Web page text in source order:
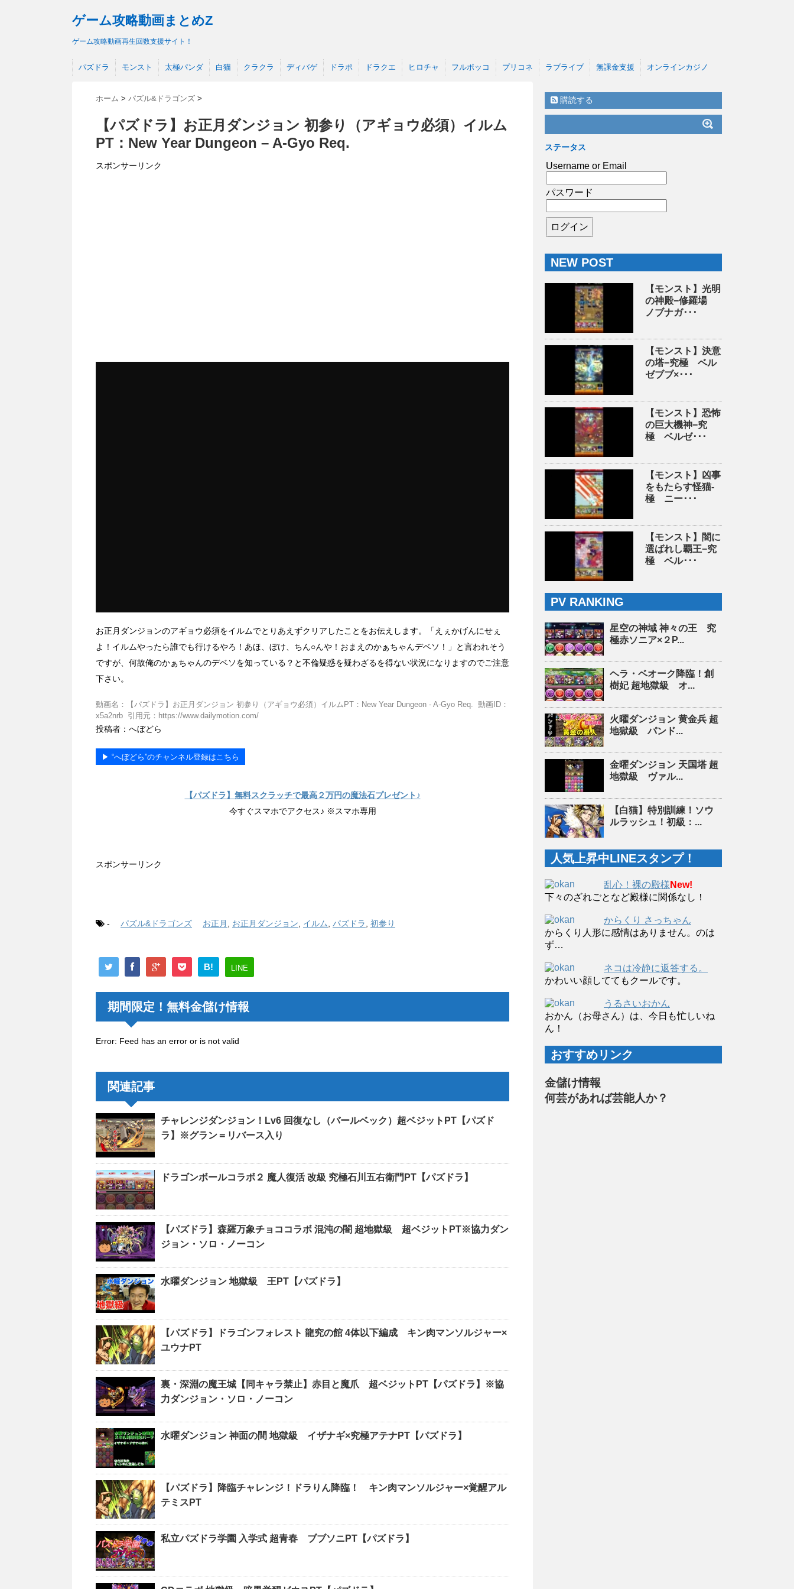
ゲーム攻略動画まとめZ
ゲーム攻略動画再生回数支援サイト！
パズドラ モンスト 太極パンダ 白猫 クラクラ ディバゲ ドラポ ドラクエ ヒロチャ フルボッコ プリコネ ラブライブ 無課金支援 オンラインカジノ
ホーム > パズル&ドラゴンズ >
【パズドラ】お正月ダンジョン 初参り（アギョウ必須）イルム
PT：New Year Dungeon – A-Gyo Req.
スポンサーリンク
お正月ダンジョンのアギョウ必須をイルムでとりあえずクリアしたことをお伝えします。「えぇかげんにせぇ
よ！イルムやったら誰でも行けるやろ！あほ、ぼけ、ちん○んや！おまえのかぁちゃんデベソ！」と言われそう
ですが、何故俺のかぁちゃんのデベソを知っている？と不倫疑惑を疑わざるを得ない状況になりますのでご注意
下さい。
動画名：【パズドラ】お正月ダンジョン 初参り（アギョウ必須）イルムPT：New Year Dungeon - A-Gyo Req. 動画ID：
x5a2nrb 引用元：https://www.dailymotion.com/
投稿者：へぼどら
▶︎ “へぼどら”のチャンネル登録はこちら
【パズドラ】無料スクラッチで最高２万円の魔法石プレゼント♪
今すぐスマホでアクセス♪ ※スマホ専用
スポンサーリンク
- パズル&ドラゴンズ お正月 お正月ダンジョン イルム パズドラ 初参り
B! LINE
期間限定！無料金儲け情報
Error: Feed has an error or is not valid
関連記事
チャレンジダンジョン！Lv6 回復なし（バールベック）超ベジットPT【パズド
ラ】※グラン＝リバース入り
ドラゴンボールコラボ２ 魔人復活 改級 究極石川五右衛門PT【パズドラ】
【パズドラ】森羅万象チョココラボ 混沌の闇 超地獄級 超ベジットPT※協力ダン
ジョン・ソロ・ノーコン
水曜ダンジョン 地獄級 王PT【パズドラ】
【パズドラ】ドラゴンフォレスト 龍究の館 4体以下編成 キン肉マンソルジャー×
ユウナPT
裏・深淵の魔王城【同キャラ禁止】赤目と魔爪 超ベジットPT【パズドラ】※協
力ダンジョン・ソロ・ノーコン
水曜ダンジョン 神面の間 地獄級 イザナギ×究極アテナPT【パズドラ】
【パズドラ】降臨チャレンジ！ドラりん降臨！ キン肉マンソルジャー×覚醒アル
テミスPT
私立パズドラ学園 入学式 超青春 ブブソニPT【パズドラ】
購読する
ステータス
Username or Email
パスワード
NEW POST
【モンスト】光明
の神殿−修羅場
ノブナガ･･･
【モンスト】決意
の塔−究極 ベル
ゼブブ×･･･
【モンスト】恐怖
の巨大機神−究
極 ベルゼ･･･
【モンスト】凶事
をもたらす怪猫-
極 ニー･･･
【モンスト】闇に
選ばれし覇王−究
極 ベル･･･
PV RANKING
星空の神域 神々の王 究
極赤ソニア×２P...
ヘラ・ベオーク降臨！創
樹妃 超地獄級 オ...
火曜ダンジョン 黄金兵 超
地獄級 パンド...
金曜ダンジョン 天国塔 超
地獄級 ヴァル...
【白猫】特別訓練！ソウ
ルラッシュ！初級：...
人気上昇中LINEスタンプ！
乱心！裸の殿様 New!
下々のざれごとなど殿様に関係なし！
からくり さっちゃん
からくり人形に感情はありません。のは
ず…
ネコは冷静に返答する。
かわいい顔しててもクールです。
うるさいおかん
おかん（お母さん）は、今日も忙しいね
ん！
おすすめリンク
金儲け情報
何芸があれば芸能人か？